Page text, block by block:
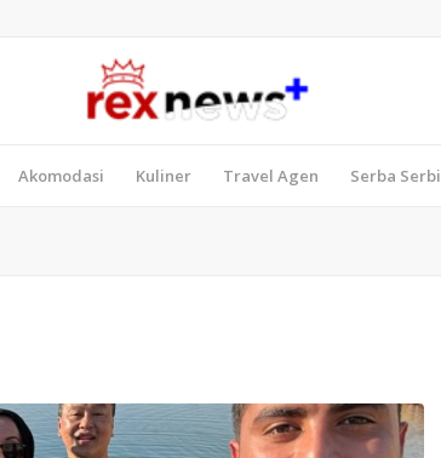
Akomodasi Kuliner Travel Agen Serba Serbi